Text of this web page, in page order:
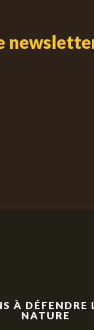
À DÉFENDRE
NATURE